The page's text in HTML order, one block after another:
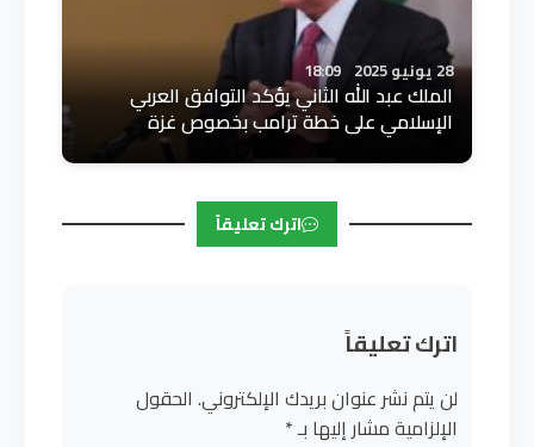
28 يونيو 2025 18:09
الملك عبد الله الثاني يؤكد التوافق العربي
الإسلامي على خطة ترامب بخصوص غزة
اترك تعليقاً
اترك تعليقاً
لن يتم نشر عنوان بريدك الإلكتروني. الحقول
الإلزامية مشار إليها بـ*